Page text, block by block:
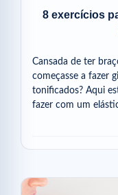
8 exercícios
Cansada de ter
começasse a fazer
tonificados? Aqui
fazer com um